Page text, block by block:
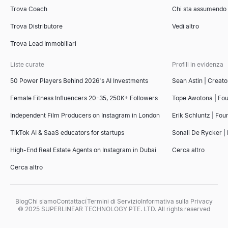
Tester per oggetti email
Esplora→
Verificatore di spam email
Esplora→
Genera script di vendita B2B in pochi secondi. Aperture di
Esplora→
Snapshot di Intelligence Aziendale
Esplora→
Ricerca Aziende Simili
Esplora→
Screening CV con AI
Esplora→
Modello di scheda di valutazione del colloquio
Esplora→
Copia 7 modelli LinkedIn InMail comprovati per il
Esplora→
Strumento di Confronto Concorrenti
Esplora→
Generatore di Fatture Gratuito
Esplora→
Trova Coach
Trova Distributore
Trova Lead Immobiliari
Chi sta assumendo
Vedi altro
Liste curate
50 Power Players Behind 2026's AI Investments
Female Fitness Influencers 20-35, 250K+ Followers
Independent Film Producers on Instagram in London
TikTok AI & SaaS educators for startups
High-End Real Estate Agents on Instagram in Dubai
Cerca altro
Profili in evidenza
Sean Astin |
Tope Awotona |
Erik Schluntz |
Sonali De Rycker |
Cerca altro
BlogChi siamoContattaciTermini di ServizioInformativa sulla Privacy
© 2025 SUPERLINEAR TECHNOLOGY PTE. LTD. All rights reserved